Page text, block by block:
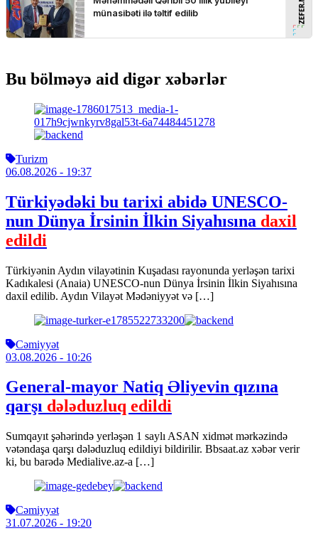
Bu bölməyə aid digər xəbərlər
Turizm
06.08.2026 - 19:37
Türkiyədəki bu tarixi abidə UNESCO-
nun Dünya İrsinin İlkin Siyahısına daxil
edildi
Türkiyənin Aydın vilayətinin Kuşadası rayonunda yerləşən tarixi
Kadıkalesi (Anaia) UNESCO-nun Dünya İrsinin İlkin Siyahısına
daxil edilib. Aydın Vilayət Mədəniyyət və […]
Cəmiyyət
03.08.2026 - 10:26
General-mayor Natiq Əliyevin qızına
qarşı dələduzluq edildi
Sumqayıt şəhərində yerləşən 1 saylı ASAN xidmət mərkəzində
vətəndaşa qarşı dələduzluq edildiyi bildirilir. Bbsaat.az xəbər verir
ki, bu barədə Medialive.az-a […]
Cəmiyyət
31.07.2026 - 19:20